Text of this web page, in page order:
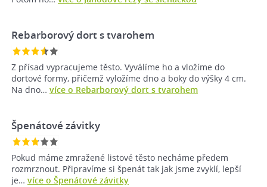
Rebarborový dort s tvarohem
Z přísad vypracujeme těsto. Vyválíme ho a vložíme do
dortové formy, přičemž vyložíme dno a boky do výšky 4 cm.
Na dno… více o Rebarborový dort s tvarohem
Špenátové závitky
Pokud máme zmražené listové těsto necháme předem
rozmrznout. Připravíme si špenát tak jak jsme zvyklí, lepší
je… více o Špenátové závitky